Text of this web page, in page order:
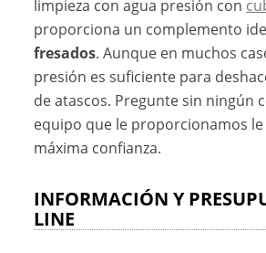
limpieza con agua presión con
proporciona un complemento
fresados. Aunque en muchos
presión es suficiente para
de atascos. Pregunte sin ningún
equipo que le proporcionamos
máxima confianza.
INFORMACIÓN Y
LINE